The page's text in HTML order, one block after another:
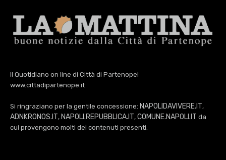
Il Quotidiano on line di Città di Partenope!
www.cittadipartenope.it
Si ringraziano per la gentile concessione: NAPOLIDAVIVERE.IT,
ADNKRONOS.IT, NAPOLI.REPUBBLICA.IT, COMUNE.NAPOLI.IT da
cui provengono molti dei contenuti presenti.